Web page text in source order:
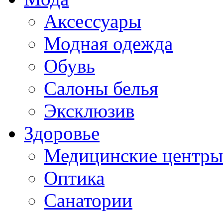
Аксессуары
Модная одежда
Обувь
Салоны белья
Эксклюзив
Здоровье
Медицинские центры
Оптика
Санатории